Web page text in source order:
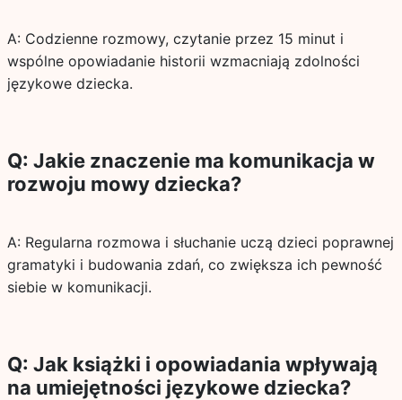
A: Codzienne rozmowy, czytanie przez 15 minut i
wspólne opowiadanie historii wzmacniają zdolności
językowe dziecka.
Q: Jakie znaczenie ma komunikacja w
rozwoju mowy dziecka?
A: Regularna rozmowa i słuchanie uczą dzieci poprawnej
gramatyki i budowania zdań, co zwiększa ich pewność
siebie w komunikacji.
Q: Jak książki i opowiadania wpływają
na umiejętności językowe dziecka?